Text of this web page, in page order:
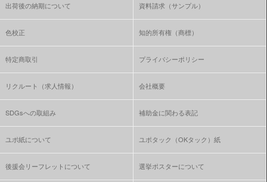
出荷後の納期について 資料請求（サンプル）
色校正 知的所有権（商標）
特定商取引 プライバシーポリシー
リクルート（求人情報） 会社概要
SDGsへの取組み 補助金に関わる表記
ユポ紙について ユポタック（OKタック）紙
後援会リーフレットについて 選挙ポスターについて